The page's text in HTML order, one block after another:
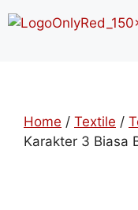
Home / Textile /
Karakter 3 Biasa